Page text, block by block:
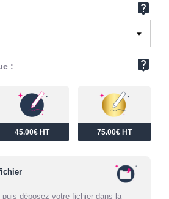
live_help
:
45.00€ HT 75.00€ HT
déposez votre fichier dans la
live_help